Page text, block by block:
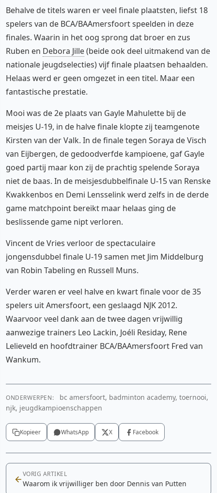
Behalve de titels waren er veel finale plaatsten, liefst 18
spelers van de BCA/BAAmersfoort speelden in deze
finales. Waarin in het oog sprong dat broer en zus
Ruben en Debora Jille(beide ook deel uitmakend van de
nationale jeugdselecties) vijf finale plaatsen behaalden.
Helaas werd er geen omgezet in een titel. Maar een
fantastische prestatie.
Mooi was de 2e plaats van Gayle Mahulette bij de
meisjes U-19, in de halve finale klopte zij teamgenote
Kirsten van der Valk. In de finale tegen Soraya de Visch
van Eijbergen, de gedoodverfde kampioene, gaf Gayle
goed partij maar kon zij de prachtig spelende Soraya
niet de baas. In de meisjesdubbelfinale U-15 van Renske
Kwakkenbos en Demi Lensselink werd zelfs in de derde
game matchpoint bereikt maar helaas ging de
beslissende game nipt verloren.
Vincent de Vries verloor de spectaculaire
jongensdubbel finale U-19 samen met Jim Middelburg
van Robin Tabeling en Russell Muns.
Verder waren er veel halve en kwart finale voor de 35
spelers uit Amersfoort, een geslaagd NJK 2012.
Waarvoor veel dank aan de twee dagen vrijwillig
aanwezige trainers Leo Lackin, Joéli Residay, Rene
Lelieveld en hoofdtrainer BCA/BAAmersfoort Fred van
Wankum.
ONDERWERPEN:
bc amersfoort, badminton academy, toernooi,
njk, jeugdkampioenschappen
Kopieer WhatsApp X Facebook
VORIG ARTIKEL
Waarom ik vrijwilliger ben door Dennis van Putten